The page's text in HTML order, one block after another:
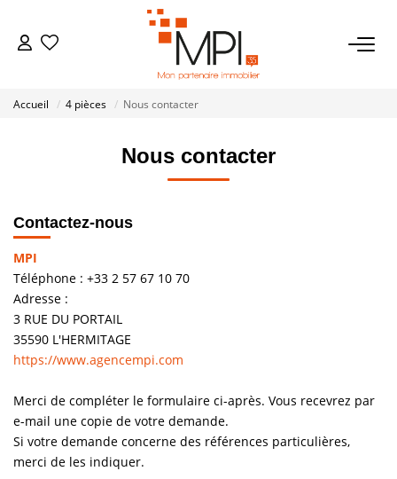
Biens Vendus
ESTIMATION
Vendre
Louer/faire Gérer
Accueil 4 pièces Nous contacter
Nous contacter
Contactez-nous
MPI
Téléphone : +33 2 57 67 10 70
Adresse :
3 RUE DU PORTAIL
35590 L'HERMITAGE
https://www.agencempi.com
Merci de compléter le formulaire ci-après. Vous recevrez par
e-mail une copie de votre demande.
Si votre demande concerne des références particulières,
merci de les indiquer.